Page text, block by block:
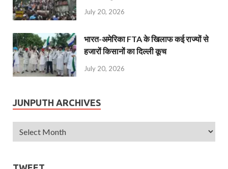
July 20, 2026
भारत-अमेरिका FTA के खिलाफ कई राज्यों से
हजारों किसानों का दिल्ली कूच
July 20, 2026
JUNPUTH ARCHIVES